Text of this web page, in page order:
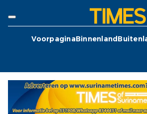
VoorpaginaBinnenland